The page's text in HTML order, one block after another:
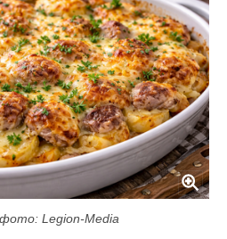
Legion-Media